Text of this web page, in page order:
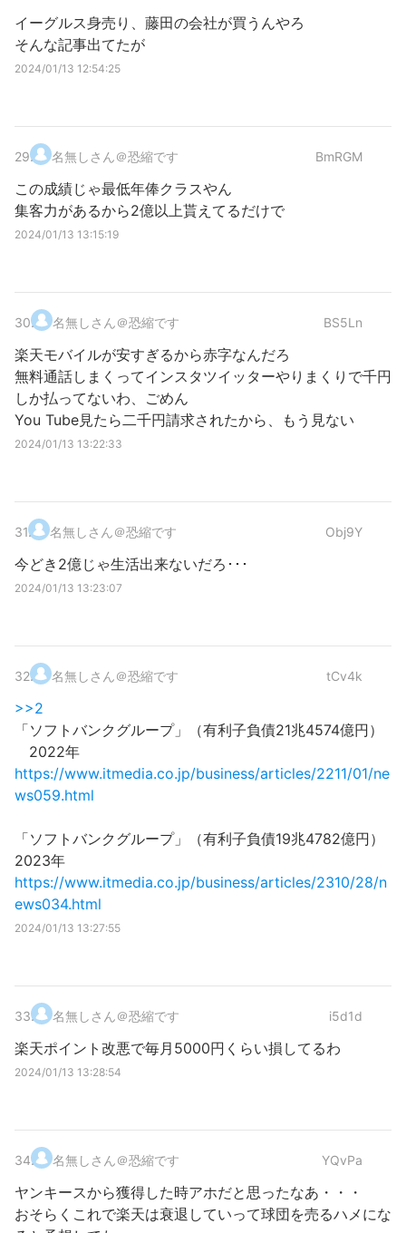
イーグルス身売り、藤田の会社が買うんやろ
そんな記事出てたが
2024/01/13 12:54:25
29. 名無しさん＠恐縮です BmRGM
この成績じゃ最低年俸クラスやん
集客力があるから2億以上貰えてるだけで
2024/01/13 13:15:19
30. 名無しさん＠恐縮です BS5Ln
楽天モバイルが安すぎるから赤字なんだろ
無料通話しまくってインスタツイッターやりまくりで千円
しか払ってないわ、ごめん
You Tube見たら二千円請求されたから、もう見ない
2024/01/13 13:22:33
31. 名無しさん＠恐縮です Obj9Y
今どき2億じゃ生活出来ないだろ･･･
2024/01/13 13:23:07
32. 名無しさん＠恐縮です tCv4k
>>2
「ソフトバンクグループ」（有利子負債21兆4574億円）
2022年
https://www.itmedia.co.jp/business/articles/2211/01/ne
ws059.html
「ソフトバンクグループ」（有利子負債19兆4782億円）
2023年
https://www.itmedia.co.jp/business/articles/2310/28/n
ews034.html
2024/01/13 13:27:55
33. 名無しさん＠恐縮です i5d1d
楽天ポイント改悪で毎月5000円くらい損してるわ
2024/01/13 13:28:54
34. 名無しさん＠恐縮です YQvPa
ヤンキースから獲得した時アホだと思ったなあ・・・
おそらくこれで楽天は衰退していって球団を売るハメにな